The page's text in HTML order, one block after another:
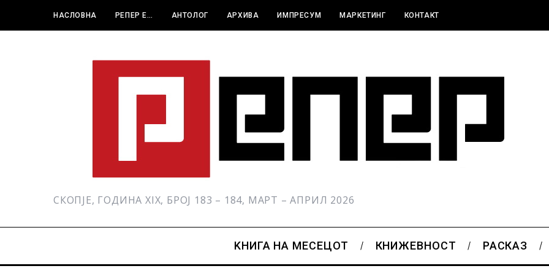
НАСЛОВНА РЕПЕР Е… АНТОЛОГ АРХИВА ИМПРЕСУМ МАРКЕТИНГ КОНТАКТ
СКОПЈЕ, ГОДИНА XIX, БРОЈ 183 – 184, МАРТ – АПРИЛ 2026
KНИГА НА МЕСЕЦОТ КНИЖЕВНОСТ РАСКАЗ